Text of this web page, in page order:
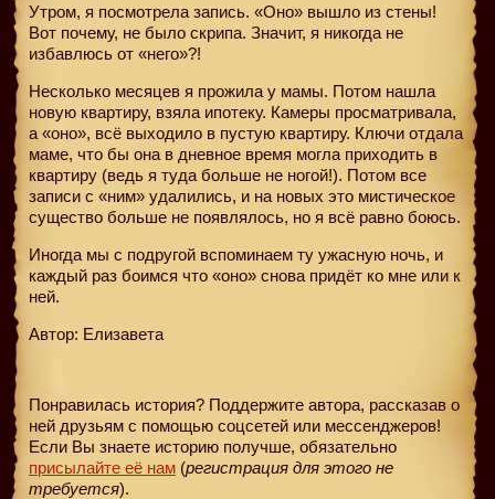
Утром, я посмотрела запись. «Оно» вышло из стены!
Вот почему, не было скрипа. Значит, я никогда не
избавлюсь от «него»?!
Несколько месяцев я прожила у мамы. Потом нашла
новую квартиру, взяла ипотеку. Камеры просматривала,
а «оно», всё выходило в пустую квартиру. Ключи отдала
маме, что бы она в дневное время могла приходить в
квартиру (ведь я туда больше не ногой!). Потом все
записи с «ним» удалились, и на новых это мистическое
существо больше не появлялось, но я всё равно боюсь.
Иногда мы с подругой вспоминаем ту ужасную ночь, и
каждый раз боимся что «оно» снова придёт ко мне или к
ней.
Автор: Елизавета
Понравилась история? Поддержите автора, рассказав о
ней друзьям с помощью соцсетей или мессенджеров!
Если Вы знаете историю получше, обязательно
присылайте её нам (регистрация для этого не
требуется).